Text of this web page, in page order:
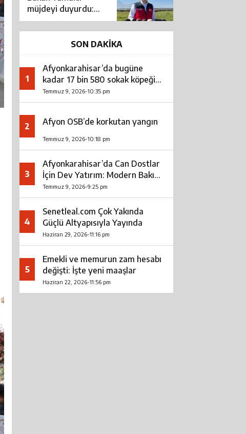
etti: Bakın ne
görüşüldü?
müjdeyi duyurdu:
Çiftçilere sağlanan
destek tutarı
SON DAKİKA
1
Afyonkarahisar’da bugüne
kadar 17 bin 580 sokak köpeği
toplandı
Temmuz 9, 2026-10:35 pm
2 Afyon OSB’de korkutan yangın
Temmuz 9, 2026-10:18 pm
3
Afyonkarahisar’da Can Dostlar
İçin Dev Yatırım: Modern Bakım
ve Rehabilitasyon Merkezi Açıldı
Temmuz 9, 2026-9:25 pm
4
Senetleal.com Çok Yakında
Güçlü Altyapısıyla Yayında
Haziran 29, 2026-11:16 pm
5
Emekli ve memurun zam hesabı
değişti: İşte yeni maaşlar
Haziran 22, 2026-11:56 pm